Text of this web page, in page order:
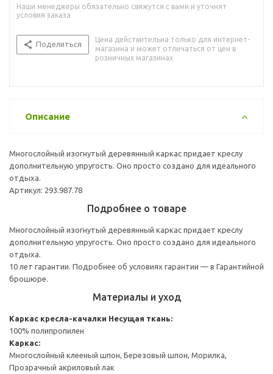
Наши менеджеры обязательно свяжутся с вами и уточнят
условия заказа
Поделиться
Цена действительна только для интернет-
магазина и может отличаться от цен в
розничных магазинах
Описание
Многослойный изогнутый деревянный каркас придает креслу
дополнительную упругость. Оно просто создано для идеального
отдыха.
Артикул: 293.987.78
Подробнее о товаре
Многослойный изогнутый деревянный каркас придает креслу
дополнительную упругость. Оно просто создано для идеального
отдыха.
10 лет гарантии. Подробнее об условиях гарантии — в Гарантийной
брошюре.
Материалы и уход
Каркас кресла-качалки Несущая ткань:
100% полипропилен
Каркас:
Многослойный клееный шпон, Березовый шпон, Морилка,
Прозрачный акриловый лак